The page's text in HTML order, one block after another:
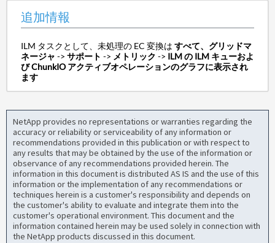
追加情報
ILM タスクとして、未処理の EC 変換は すべて、グリッドマ
ネージャ -> サポート -> メトリック -> ILM の ILM キューおよ
び ChunkIO アクティブオペレーションのグラフに表示され
ます
NetApp provides no representations or warranties regarding the
accuracy or reliability or serviceability of any information or
recommendations provided in this publication or with respect to
any results that may be obtained by the use of the information or
observance of any recommendations provided herein. The
information in this document is distributed AS IS and the use of this
information or the implementation of any recommendations or
techniques herein is a customer's responsibility and depends on
the customer's ability to evaluate and integrate them into the
customer's operational environment. This document and the
information contained herein may be used solely in connection with
the NetApp products discussed in this document.